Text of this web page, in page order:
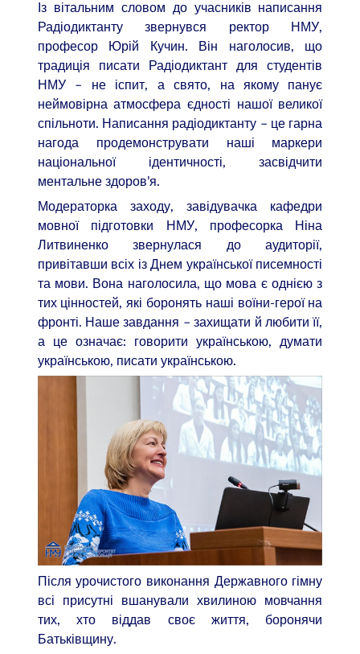
Із вітальним словом до учасників написання
Радіодиктанту звернувся ректор НМУ,
професор Юрій Кучин. Він наголосив, що
традиція писати Радіодиктант для студентів
НМУ – не іспит, а свято, на якому панує
неймовірна атмосфера єдності нашої великої
спільноти. Написання радіодиктанту – це гарна
нагода продемонструвати наші маркери
національної ідентичності, засвідчити
ментальне здоров’я.
Модераторка заходу, завідувачка кафедри
мовної підготовки НМУ, професорка Ніна
Литвиненко звернулася до аудиторії,
привітавши всіх із Днем української писемності
та мови. Вона наголосила, що мова є однією з
тих цінностей, які боронять наші воїни-герої на
фронті. Наше завдання – захищати й любити її,
а це означає: говорити українською, думати
українською, писати українською.
Після урочистого виконання Державного гімну
всі присутні вшанували хвилиною мовчання
тих, хто віддав своє життя, боронячи
Батьківщину.